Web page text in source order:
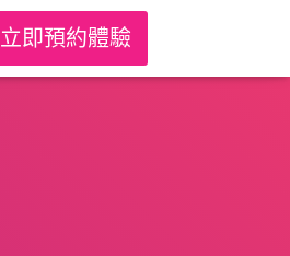
立即預約體驗